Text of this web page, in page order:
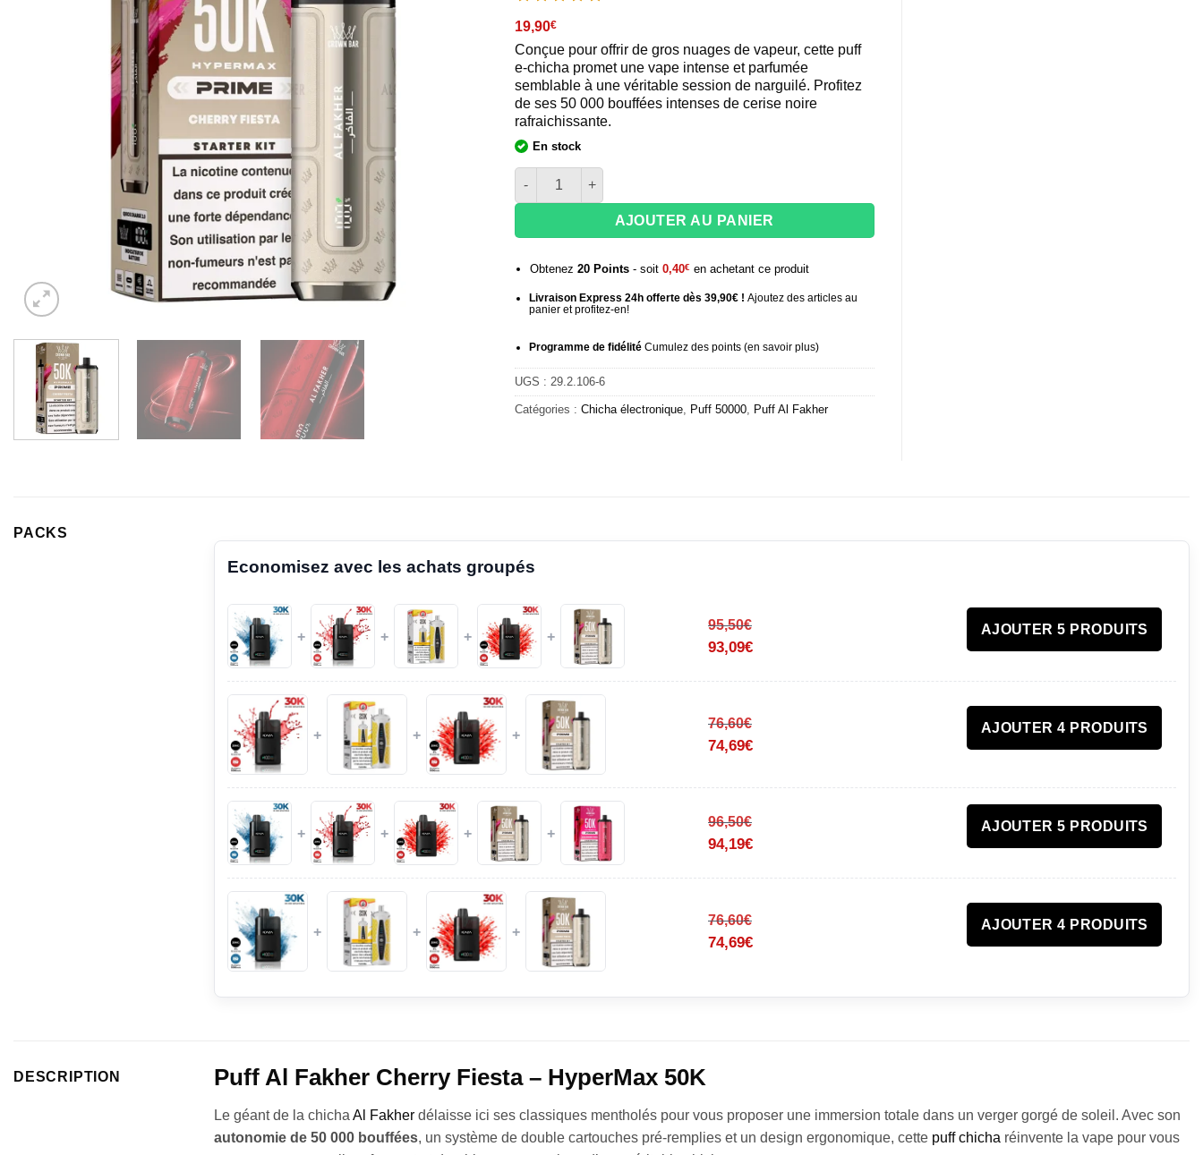
19,90€
Conçue pour offrir de gros nuages de vapeur, cette puff
e-chicha promet une vape intense et parfumée
semblable à une véritable session de narguilé. Profitez
de ses 50 000 bouffées intenses de cerise noire
rafraichissante.
En stock
quantité de Al Fakher 50K Hyper Max Prime - Cherry Fiesta
AJOUTER AU PANIER
Obtenez 20Points- soit 0,40€ en achetant ce produit
Livraison Express 24h offerte dès 39,90€ ! Ajoutez des articles au
panier et profitez-en!
Programme de fidélitéCumulez des points (en savoir plus)
UGS : 29.2.106-6
Catégories : Chicha électronique Puff 50000 Puff Al Fakher
PACKS
Economisez avec les achats groupés
+ + + +
95,50€
93,09€
AJOUTER 5 PRODUITS
+ + +
76,60€
74,69€
AJOUTER 4 PRODUITS
+ + + +
96,50€
94,19€
AJOUTER 5 PRODUITS
+ + +
76,60€
74,69€
AJOUTER 4 PRODUITS
DESCRIPTION Puff Al Fakher Cherry Fiesta – HyperMax 50K
Le géant de la chicha Al Fakher délaisse ici ses classiques mentholés pour vous proposer une immersion totale dans un verger gorgé de soleil. Avec son
autonomie de 50 000 bouffées, un système de double cartouches pré-remplies et un design ergonomique, cette puff chicha réinvente la vape pour vous